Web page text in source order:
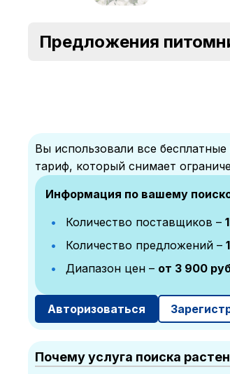
Предложения
Вы использовали все
тариф, который снимает
Информация по вашему
Количество поставщиков – 1
Количество предложений –
Диапазон цен – от 3 900
Авторизоваться
Почему услуга поиска